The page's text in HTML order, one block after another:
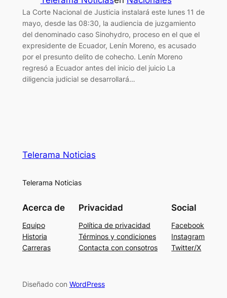
La Corte Nacional de Justicia instalará este lunes 11 de
mayo, desde las 08:30, la audiencia de juzgamiento
del denominado caso Sinohydro, proceso en el que el
expresidente de Ecuador, Lenín Moreno, es acusado
por el presunto delito de cohecho. Lenín Moreno
regresó a Ecuador antes del inicio del juicio La
diligencia judicial se desarrollará…
Telerama Noticias
Telerama Noticias
Acerca de
Equipo
Historia
Carreras
Privacidad
Política de privacidad
Términos y condiciones
Contacta con consotros
Social
Facebook
Instagram
Twitter/X
Diseñado con WordPress